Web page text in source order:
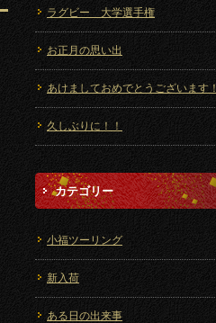
ラグビー 大学選手権
お正月の思い出
あけましておめでとうございます！
久しぶりに！！
カテゴリー
小福ツーリング
新入荷
ある日の出来事